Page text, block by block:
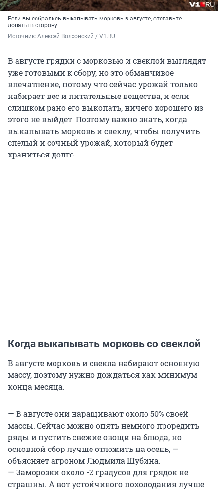
Если вы собрались выкапывать морковь в августе, отставьте
лопаты в сторону
Источник: Алексей Волхонский / V1.RU
В августе грядки с морковью и свеклой выглядят
уже готовыми к сбору, но это обманчивое
впечатление, потому что сейчас урожай только
набирает вес и питательные вещества, и если
слишком рано его выкопать, ничего хорошего из
этого не выйдет. Поэтому важно знать, когда
выкапывать морковь и свеклу, чтобы получить
спелый и сочный урожай, который будет
храниться долго.
Когда выкапывать морковь со свеклой
В августе морковь и свекла набирают основную
массу, поэтому нужно дождаться как минимум
конца месяца.
— В августе они наращивают около 50% своей
массы. Сейчас можно опять немного проредить
ряды и пустить свежие овощи на блюда, но
основной сбор лучше отложить на осень, —
объясняет агроном Людмила Шубина.
— Заморозки около -2 градусов для грядок не
страшны. А вот устойчивого похолодания лучше